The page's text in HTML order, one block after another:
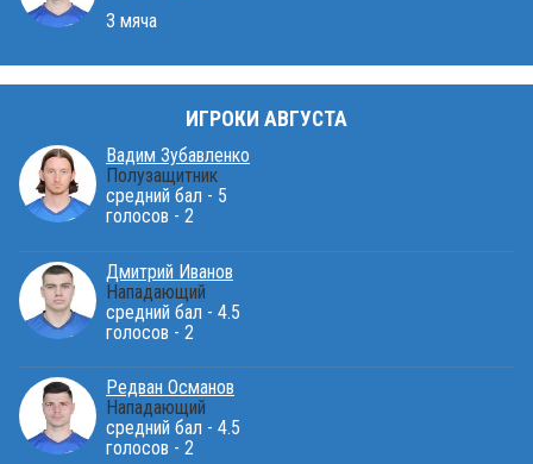
3 мяча
ИГРОКИ АВГУСТА
Вадим Зубавленко
Полузащитник
средний бал - 5
голосов - 2
Дмитрий Иванов
Нападающий
средний бал - 4.5
голосов - 2
Редван Османов
Нападающий
средний бал - 4.5
голосов - 2